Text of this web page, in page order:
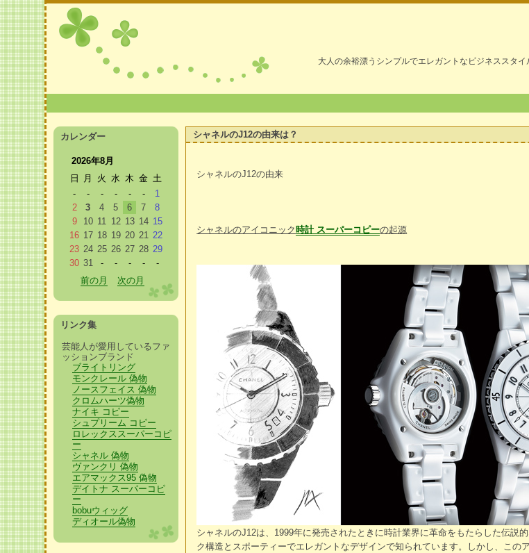
大人の余裕漂うシンプルでエレガントなビジネススタ
シャネルのJ12の由来は？
シャネルのJ12の由来
シャネルのアイコニック時計 スーパーコピーの起源
シャネルのJ12は、1999年に発売されたときに時計業界に革命をもたらした伝説
ク構造とスポーティーでエレガントなデザインで知られています。しかし、この
カレンダー
2026年8月
日
月 火 水 木 金 土
-
- - - - -
1
2
3 4 5 6 7
8
9
10 11 12 13 14 15
16 17 18 19 20 21 22
23 24 25 26 27 28 29
30 31 - - - -
-
前の月
次の月
リンク集
芸能人が愛用しているファ
ッションブランド
ブライトリング
モンクレール 偽物
ノースフェイス 偽物
クロムハーツ偽物
ナイキ コピー
シュプリーム コピー
ロレックススーパーコピ
ー
シャネル 偽物
ヴァンクリ 偽物
エアマックス95 偽物
デイトナ スーパーコピ
ー
bobuウィッグ
ディオール偽物